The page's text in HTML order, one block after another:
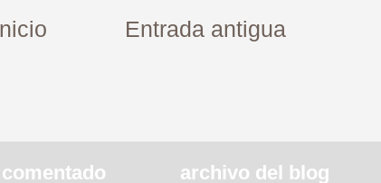
Entrada antigua
archivo del blog